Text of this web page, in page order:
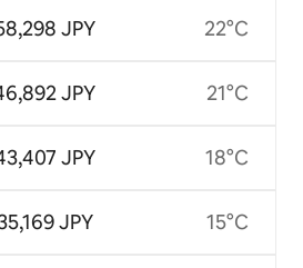
JPY
JPY
JPY
JPY
22°C
21°C
18°C
15°C